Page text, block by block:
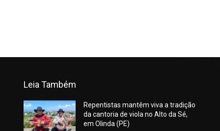
Leia Também
Repentistas mantêm viva a tradição
da cantoria de viola no Alto da Sé,
em Olinda (PE)